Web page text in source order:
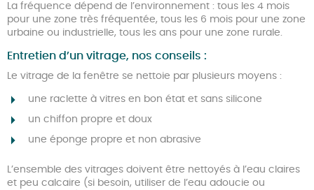
La fréquence dépend de l’environnement : tous les 4 mois
pour une zone très fréquentée, tous les 6 mois pour une zone
urbaine ou industrielle, tous les ans pour une zone rurale.
Entretien d’un vitrage, nos conseils :
Le vitrage de la fenêtre se nettoie par plusieurs moyens :
une raclette à vitres en bon état et sans silicone
un chiffon propre et doux
une éponge propre et non abrasive
L’ensemble des vitrages doivent être nettoyés à l’eau claires
et peu calcaire (si besoin, utiliser de l’eau adoucie ou